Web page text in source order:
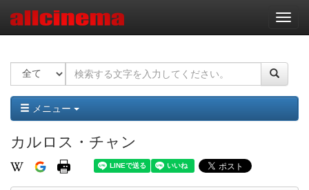
ナ
ビ
ー
ョ
ン
メニュー
カルロス・チャン